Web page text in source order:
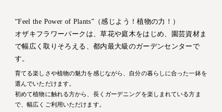
“Feel the Power of Plants”（感じよう！植物の力！）
オザキフラワーパークは、草花や庭木をはじめ、園芸資材ま
で幅広く取りそろえる、都内最大級のガーデンセンターで
す。
育てる楽しさや植物の魅力を感じながら、自分の暮らしに合った一鉢を
選んでいただけます。
初めて植物に触れる方から、長くガーデニングを楽しまれている方ま
で、幅広くご利用いただけます。